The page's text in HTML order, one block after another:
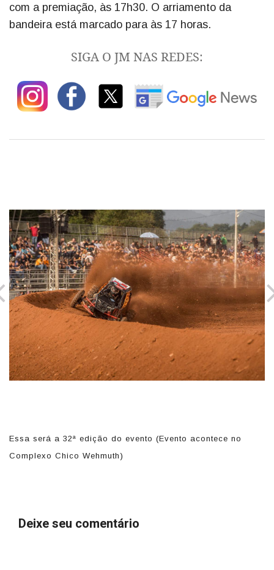
com a premiação, às 17h30. O arriamento da
bandeira está marcado para às 17 horas.
SIGA O JM NAS REDES:
Essa será a 32ª edição do evento (Evento acontece no
Complexo Chico Wehmuth)
Deixe seu comentário